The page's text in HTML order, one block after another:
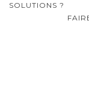
SOLUTIONS ?